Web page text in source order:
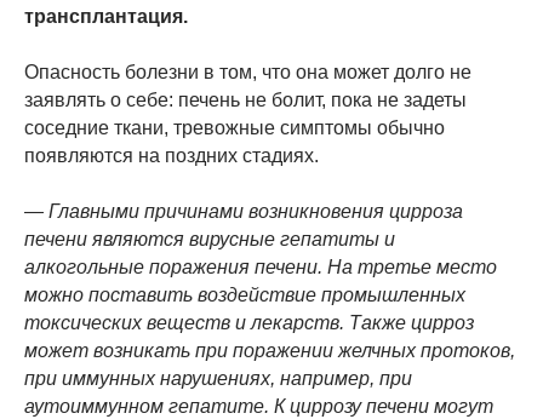
трансплантация.
Опасность болезни в том, что она может долго не
заявлять о себе: печень не болит, пока не задеты
соседние ткани, тревожные симптомы обычно
появляются на поздних стадиях.
— Главными причинами возникновения цирроза
печени являются вирусные гепатиты и
алкогольные поражения печени. На третье место
можно поставить воздействие промышленных
токсических веществ и лекарств. Также цирроз
может возникать при поражении желчных протоков,
при иммунных нарушениях, например, при
аутоиммунном гепатите. К циррозу печени могут